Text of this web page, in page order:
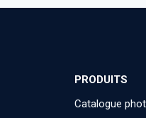
PRODUITS
Catalogue